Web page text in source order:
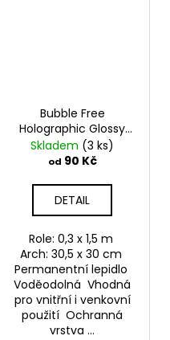
Bubble Free
Holographic Glossy
Rainbow - Luxury Gold
Samolepící vinylová
Skladem (3 ks)
od 90 Kč
DETAIL
Role: 0,3 x 1,5 m
Arch: 30,5 x 30 cm
Permanentní lepidlo
Voděodolná Vhodná
pro vnitřní i venkovní
použití Ochranná
vrstva ...